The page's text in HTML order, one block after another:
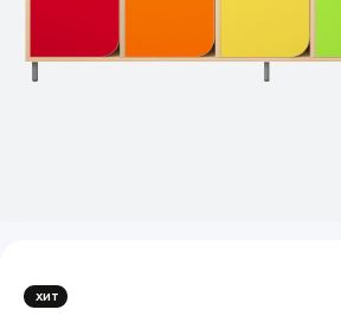
хит